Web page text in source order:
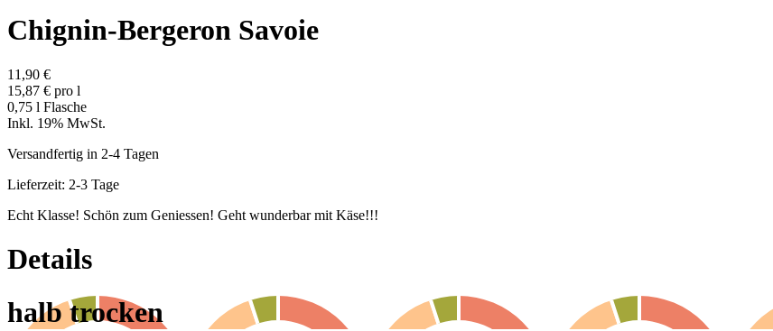
Chignin-Bergeron Savoie
11,90 €
15,87 € pro l
0,75 l Flasche
Inkl. 19% MwSt.
Versandfertig in 2-4 Tagen
Lieferzeit: 2-3 Tage
Echt Klasse! Schön zum Geniessen! Geht wunderbar mit Käse!!!
Details
halb trocken